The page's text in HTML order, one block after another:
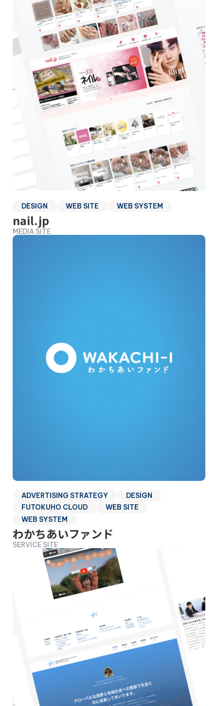
DESIGN WEB SITE WEB SYSTEM
nail.jp
MEDIA SITE
ADVERTISING STRATEGY
DESIGN
FUTOKUHO CLOUD
WEB SITE
WEB SYSTEM
わかちあいファンド
SERVICE SITE